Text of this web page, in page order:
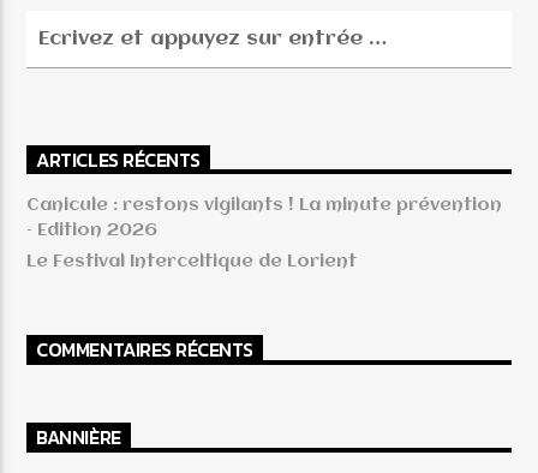
ARTICLES RÉCENTS
Canicule : restons vigilants ! La minute prévention
– Edition 2026
Le Festival Interceltique de Lorient
COMMENTAIRES RÉCENTS
BANNIÈRE